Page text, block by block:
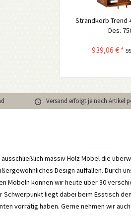
Strandkorb Trend
Des.
939,06 € *
Versand erfolgt je nach Artikel
massiv Holz Möbel die
Design auffallen. Durch
Möbeln können wir heute über 30
Schwerpunkt liegt dabei beim Esstisch
vorrätig haben. Gerne nehmen wir